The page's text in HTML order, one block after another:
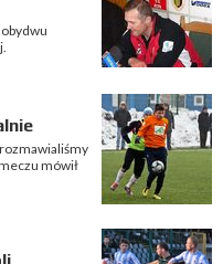
mówił